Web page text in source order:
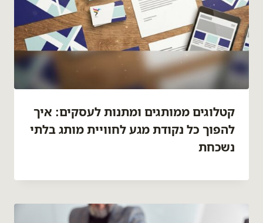
קטלוגים ממותגים ומתנות לעסקים: איך
להפוך כל נקודת מגע לחוויית מותג בלתי
נשכחת